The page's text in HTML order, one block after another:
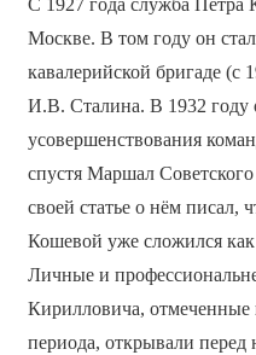
С 1927 года служба Петра
Москве. В том году он
кавалерийской бригаде (с
И.В. Сталина. В 1932 году
усовершенствования
спустя Маршал
своей статье о нём писал,
Кошевой уже сложился
Личные и
Кирилловича, отмеченные
периода, открывали перед